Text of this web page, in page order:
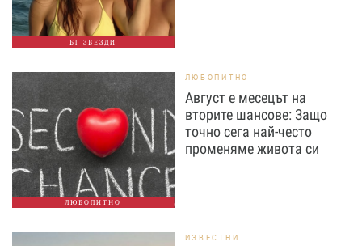
БГ ЗВЕЗДИ
ЛЮБОПИТНО
ЛЮБОПИТНО
Август е месецът на
вторите шансове: Защо
точно сега най-често
променяме живота си
ИЗВЕСТНИ